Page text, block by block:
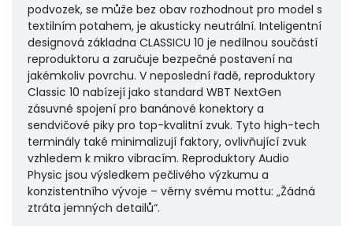
podvozek, se může bez obav rozhodnout pro model s
textilním potahem, je akusticky neutrální. Inteligentní
designová základna CLASSICU 10 je nedílnou součástí
reproduktoru a zaručuje bezpečné postavení na
jakémkoliv povrchu. V neposlední řadě, reproduktory
Classic 10 nabízejí jako standard WBT NextGen
zásuvné spojení pro banánové konektory a
sendvičové piky pro top-kvalitní zvuk. Tyto high-tech
terminály také minimalizují faktory, ovlivňující zvuk
vzhledem k mikro vibracím. Reproduktory Audio
Physic jsou výsledkem pečlivého výzkumu a
konzistentního vývoje – věrny svému mottu: „Žádná
ztráta jemných detailů“.